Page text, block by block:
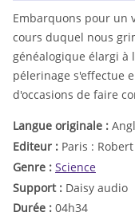
Embarquons pour un
cours duquel nous
généalogique élargi à
pélerinage s'effectue
d'occasions de faire
Langue originale :
Editeur : Paris :
Genre : Science
Support : Daisy audio
Durée : 04h34